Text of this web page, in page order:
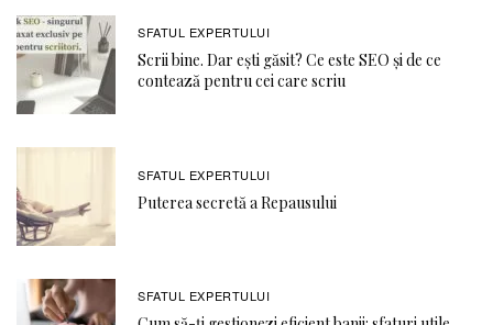
SFATUL EXPERTULUI
Scrii bine. Dar ești găsit? Ce este SEO și de ce
contează pentru cei care scriu
SFATUL EXPERTULUI
Puterea secretă a Repausului
SFATUL EXPERTULUI